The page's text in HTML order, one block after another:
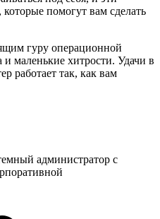
помогут вам сделать
гуру операционной
маленькие хитрости. Удачи в
работает так, как вам
администратор с